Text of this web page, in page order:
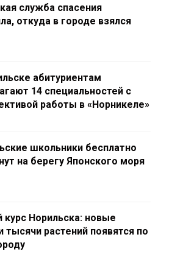
служба спасения
откуда в городе взялся
абитуриентам
14 специальностей с
работы в «Норникеле»
школьники бесплатно
на берегу Японского моря
курс Норильска: новые
тысячи растений появятся по